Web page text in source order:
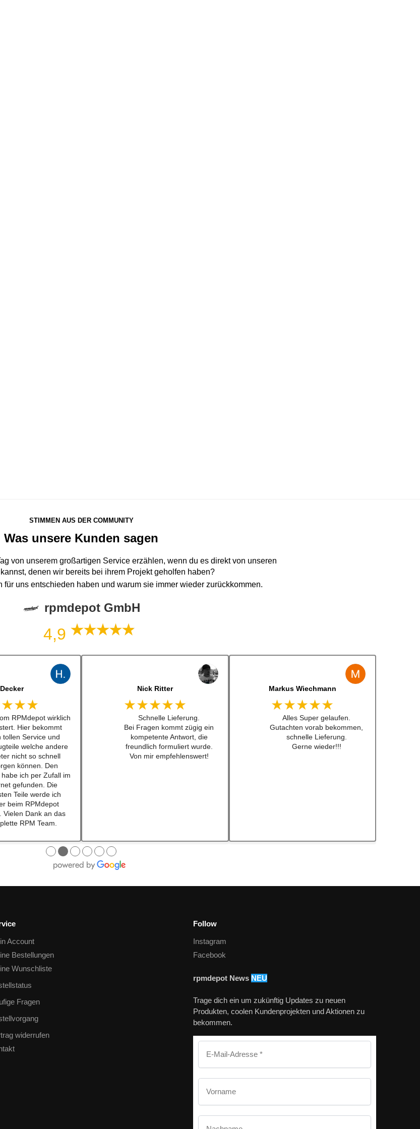
STIMMEN AUS DER COMMUNITY
Was unsere Kunden sagen
von unserem großartigen Service erzählen, wenn du es direkt von unseren
denen wir bereits bei ihrem Projekt geholfen haben?
für uns entschieden haben und warum sie immer wieder zurückkommen.
rpmdepot GmbH
4,9
J. B
man zu 100%
Habe einen
für einen w201
Lieferung schnell
top.
der Teile ist wirklich
top!!!
ich sehr gerne
weiter.
bei zukünftigen
hier als erstes
Mega Auswahl!
jonas bitter
★★★★★
Hatte das luisi mirage lenkrad
für einen sehr guten Preis
bestellt und war nach nicht
mal 24h da. Sogar aufkleber
waren dabei ... habe ich schon
Jens Albert
★★★★★
Super Service, schnelle
Bearbeiten und Lieferung !
Immer wieder gerne !!!
●●●●●●
Account
Bestellungen
Wunschliste
Fragen
widerrufen
Follow
Instagram
Facebook
rpmdepot News NEU
Trage dich ein um zukünftig Updates zu neuen
Produkten, coolen Kundenprojekten und Aktionen zu
bekommen.